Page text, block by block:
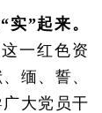
”起来。
一红色资
缅、誓、
大党员干